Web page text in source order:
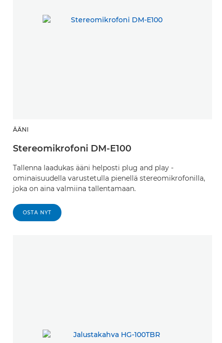
ÄÄNI
Stereomikrofoni DM-E100
Tallenna laadukas ääni helposti plug and play -
ominaisuudella varustetulla pienellä stereomikrofonilla,
joka on aina valmiina tallentamaan.
OSTA NYT